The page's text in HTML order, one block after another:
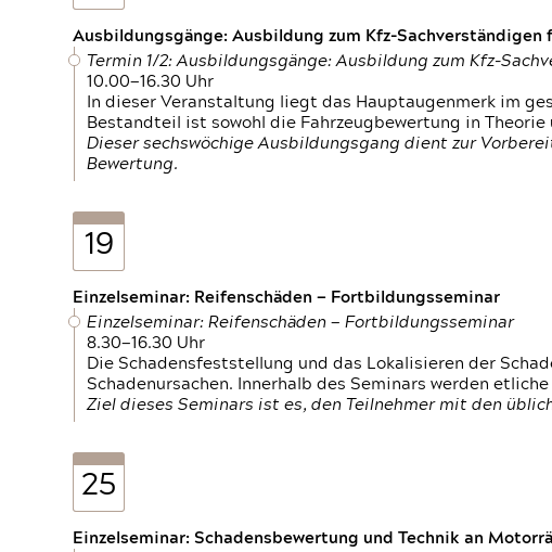
Ausbildungsgänge: Ausbildung zum Kfz-
Termin 1/2: Ausbildungsgänge: Ausbildung zum Kfz-
10.00—16.30 Uhr
In dieser Veranstaltung liegt das Hauptaugenmerk im
Bestandteil ist sowohl die Fahrzeugbewertung in
Dieser sechswöchige Ausbildungsgang dient zur
Bewertung.
19
Einzelseminar: Reifenschäden — Fortbildungsseminar
Einzelseminar: Reifenschäden — Fortbildungsseminar
8.30—16.30 Uhr
Die Schadensfeststellung und das Lokalisieren der
Schadenursachen. Innerhalb des Seminars werden
Ziel dieses Seminars ist es, den Teilnehmer mit den
25
Einzelseminar: Schadensbewertung und Technik an